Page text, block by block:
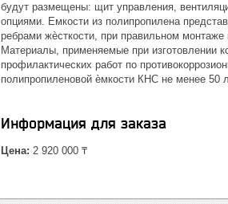
будут размещены: щит управления,
опциями. Емкости из полипропилена
ребрами жѐсткости, при правильном
Материалы, применяемые при изготовлении
профилактических работ по
полипропиленовой ѐмкости КНС не менее 50
Информация для заказа
Цена: 2 920 000 ₸